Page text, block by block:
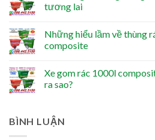
tương lai
Những hiểu lầm về thùng
composite
Xe gom rác 1000l
ra sao?
BÌNH LUẬN